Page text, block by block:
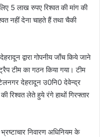
5 लाख रुपए रिश्वत की मांग की
नहीं देना चाहते हैं तथा चैकी
द्वारा गोपनीय जाँच किये जाने
टीम का गठन किया गया। टीम
देहरादून उ0नि0 देवेन्द्र
लेते हुये रंगे हाथों गिरफ्तार
निवारण अधिनियम के